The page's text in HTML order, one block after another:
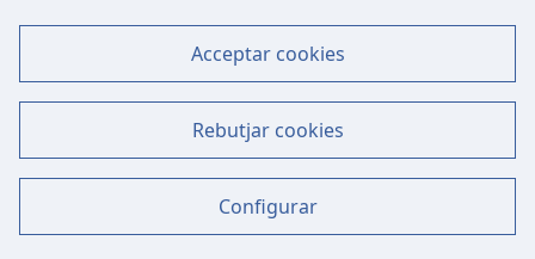
Tel: 933 63 33 80
Mapa Web
Política de Cookies
Avís Legal - Política de Privacitat
Acceptar cookies
Rebutjar cookies
Configurar